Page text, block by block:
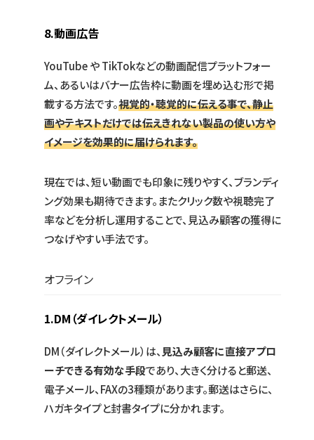
8.動画広告
YouTube や TikTokなどの動画配信プラットフォー
ム、あるいはバナー広告枠に動画を埋め込む形で掲
載する方法です。視覚的・聴覚的に伝える事で、静止
画やテキストだけでは伝えきれない製品の使い方や
イメージを効果的に届けられます。
現在では、短い動画でも印象に残りやすく、ブランディ
ング効果も期待できます。またクリック数や視聴完了
率などを分析し運用することで、見込み顧客の獲得に
つなげやすい手法です。
オフライン
1.DM（ダイレクトメール）
DM（ダイレクトメール）は、見込み顧客に直接アプロ
ーチできる有効な手段であり、大きく分けると郵送、
電子メール、FAXの3種類があります。郵送はさらに、
ハガキタイプと封書タイプに分かれます。